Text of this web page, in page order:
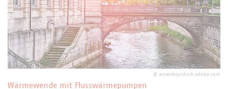
© acnaleksy/stock.adobe.com
Wärmewende mit Flusswärmepumpen